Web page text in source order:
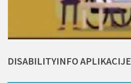
DISABILITYINFOAPLIKACIJE